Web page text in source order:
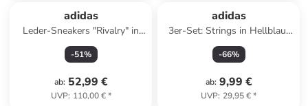
adidas
Leder-Sneakers "Rivalry" in
Weiß
-51%
ab: 52,99 €
UVP: 110,00 €*
adidas
3er-Set: Strings in Hellblau/
Hellbraun/ Schwarz
-66%
ab: 9,99 €
UVP: 29,95 €*